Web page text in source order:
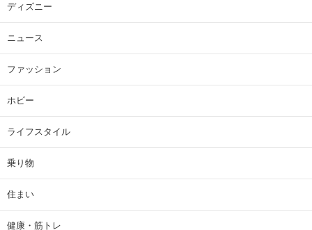
ディズニー
ニュース
ファッション
ホビー
ライフスタイル
乗り物
住まい
健康・筋トレ